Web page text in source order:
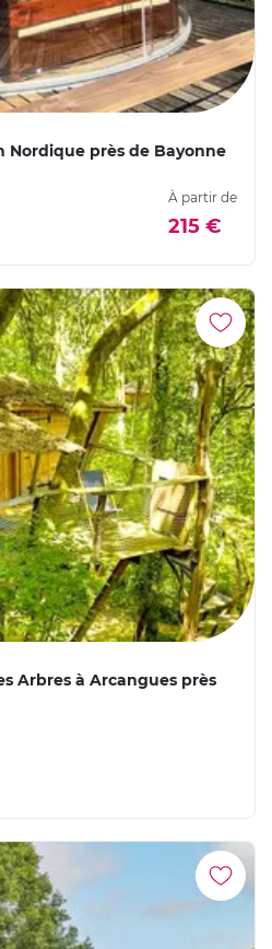
Nordique près de Bayonne
À partir de
215 €
Arbres à Arcangues près